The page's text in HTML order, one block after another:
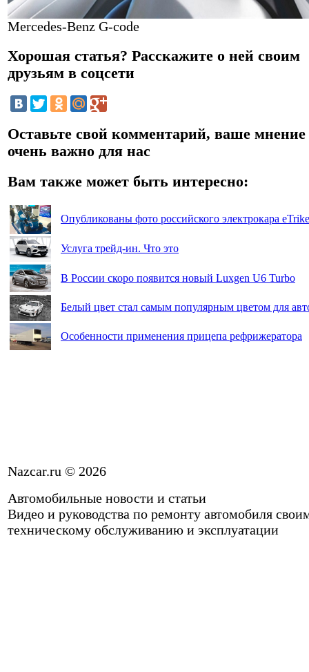
Mercedes-Benz G-code
Хорошая статья? Расскажите о ней своим
друзьям в соцсети
Оставьте свой комментарий, ваше мнение
очень важно для нас
Вам также может быть интересно:
Опубликованы фото российского электрокара eTrike
Услуга трейд-ин. Что это
В России скоро появится новый Luxgen U6 Turbo
Белый цвет стал самым популярным цветом для
Особенности применения прицепа рефрижератора
Nazcar.ru © 2026
Автомобильные новости и статьи
Видео и руководства по ремонту автомобиля
техническому обслуживанию и эксплуатации